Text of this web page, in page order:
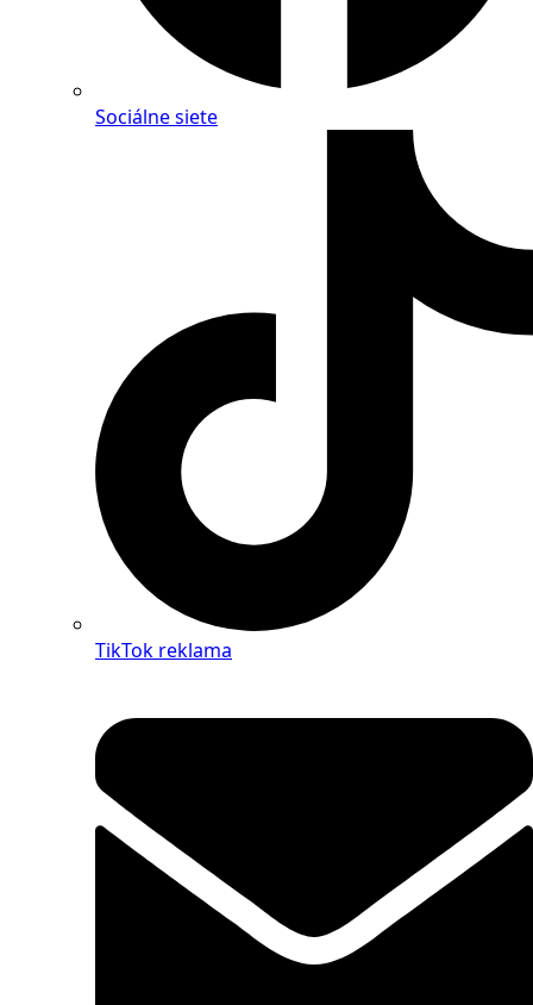
Sociálne siete
TikTok reklama